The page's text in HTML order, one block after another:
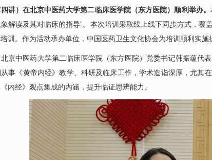
讲）在北京中医药大学第二临床医学院（东方医院）顺利举办。
解读及其对临床的指导”。本次培训采取线上线下同步方式，
训。作为活动承办单位，中国医药卫生文化协会为培训顺利实施
京中医药大学第二临床医学院（东方医院）党委书记韩振蕴代
事《黄帝内经》教学、科研及临床工作，学术造诣深厚，尤其
内经》观点集成的内涵，提升临证思辨能力。